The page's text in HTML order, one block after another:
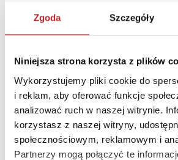
Zgoda Szczegóły
Niniejsza strona korzysta z plików
Wykorzystujemy pliki cookie do
i reklam, aby oferować funkcje
analizować ruch w naszej witrynie.
korzystasz z naszej witryny,
społecznościowym, reklamowym i
Partnerzy mogą połączyć te